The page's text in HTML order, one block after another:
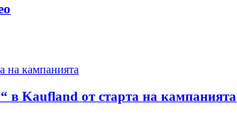
в Kaufland от старта на кампанията